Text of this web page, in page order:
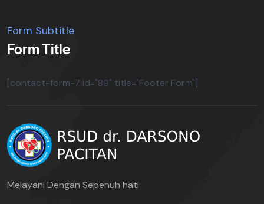
Form Subtitle
Form Title
[contact-form-7 id="89" title="Footer Form"]
Melayani Dengan Sepenuh hati